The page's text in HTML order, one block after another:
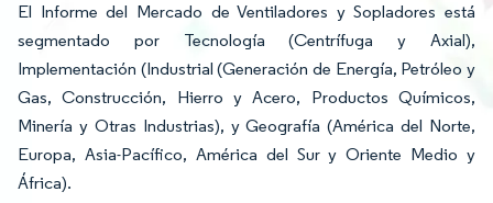
El Informe del Mercado de Ventiladores y Sopladores está
segmentado por Tecnología (Centrífuga y Axial),
Implementación (Industrial (Generación de Energía, Petróleo y
Gas, Construcción, Hierro y Acero, Productos Químicos,
Minería y Otras Industrias), y Geografía (América del Norte,
Europa, Asia-Pacífico, América del Sur y Oriente Medio y
África).